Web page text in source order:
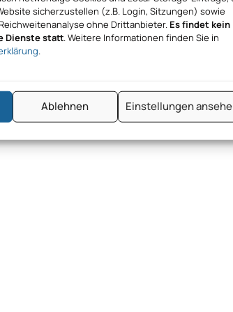
sicherzustellen (z.B. Login, Sitzungen) sowie
ohne Drittanbieter. Es findet kein
Dienste statt. Weitere Informationen finden Sie in
.
Ablehnen Einstellungen